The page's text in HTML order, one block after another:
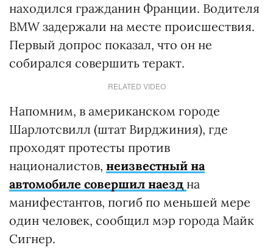
находился гражданин Франции. Водителя
BMW задержали на месте происшествия.
Первый допрос показал, что он не
собирался совершить теракт.
RELATED VIDEO
Напомним, в американском городе
Шарлотсвилл (штат Вирджиния), где
проходят протесты против
националистов, неизвестный на
автомобиле совершил наезд на
манифестантов, погиб по меньшей мере
один человек, сообщил мэр города Майк
Сигнер.